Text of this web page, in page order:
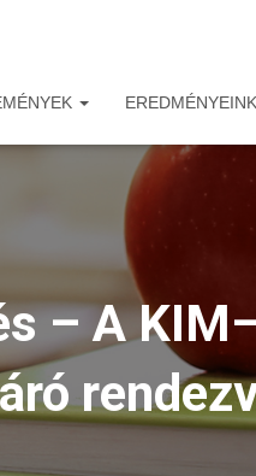
EREDMÉNYEINK
– A